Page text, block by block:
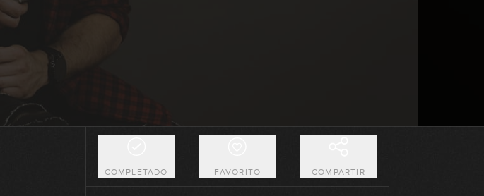
COMPLETADO FAVORITO COMPARTIR
String skipping
Introducción al Tapping